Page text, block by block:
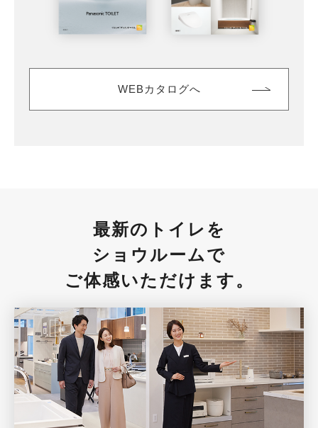
WEBカタログへ
最新のトイレを
ショウルームで
ご体感いただけます。